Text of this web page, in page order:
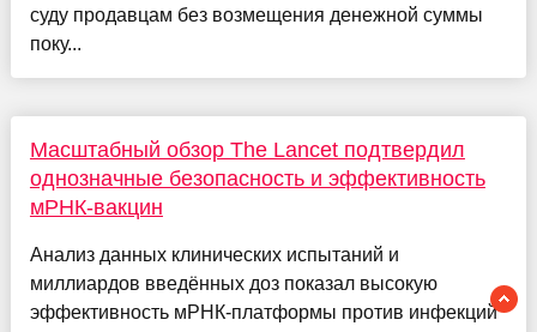
суду продавцам без возмещения денежной суммы
поку...
Масштабный обзор The Lancet подтвердил
однозначные безопасность и эффективность
мРНК-вакцин
Анализ данных клинических испытаний и
миллиардов введённых доз показал высокую
эффективность мРНК-платформы против инфекций